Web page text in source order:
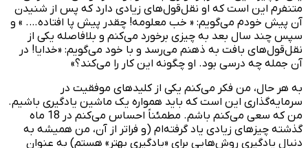
متنفرم این است که او نقل‌قول‌های زیادی دارد که پس از شنیدن
آن پیش خودم می‌گویم: « خب معلومه! چقدر پیش پا افتاده…. » و
سپس چند سال بعد به چیزی برخورد می‌کنم و بلافاصله یکی از
نقل‌قول‌های بافت به ذهنم می‌رسد و با خود می‌گویم: «خدایا! در
آن جمله چه درسی بود. او چگونه این کار را می‌کند؟»
به هر حال، من فکر می‌کنم یکی از کلیدهای موفقیت در
سرمایه‌گذاری این است که باید همواره یک ماشین یادگیری باشیم.
من که سعی می‌کنم باشم. مطمئناً احساس می‌کنم در 18 ماه
گذشته چیزهای زیادی یاد گرفته‌ام (و فراتر از آن، من همیشه به
دنبال یادگیری روش‌هایی برای «یادگیری بهتر» هستم) به عنوان